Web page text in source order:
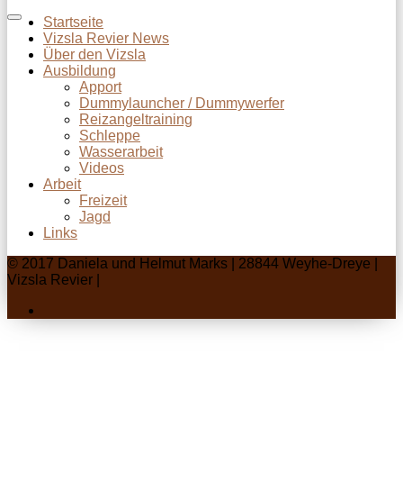
Startseite
Vizsla Revier News
Über den Vizsla
Ausbildung
Apport
Dummylauncher / Dummywerfer
Reizangeltraining
Schleppe
Wasserarbeit
Videos
Arbeit
Freizeit
Jagd
Links
© 2017 Daniela und Helmut Marks | 28844 Weyhe-Dreye |
Vizsla Revier |